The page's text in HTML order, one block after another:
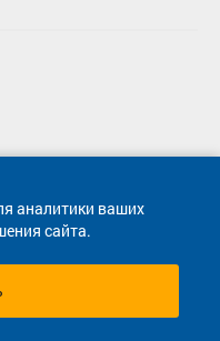
аналитики ваших
сайта.
сервис продажи